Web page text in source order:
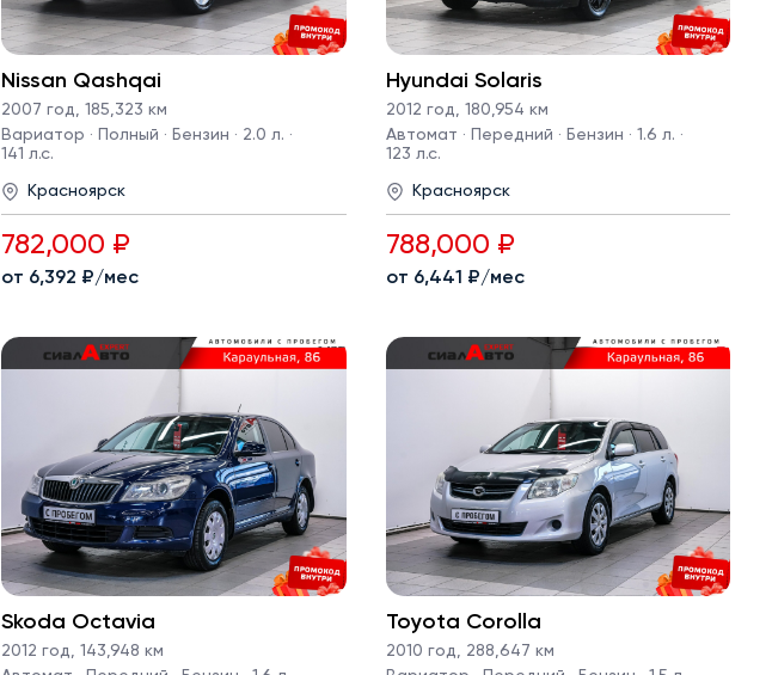
Nissan Qashqai
2007 год, 185,323 км
Вариатор · Полный · Бензин · 2.0 л. ·
141 л.с.
Красноярск
782,000 ₽
от 6,392 ₽/мес
Hyundai Solaris
2012 год, 180,954 км
Автомат · Передний · Бензин · 1.6 л. ·
123 л.с.
Красноярск
788,000 ₽
от 6,441 ₽/мес
Skoda Octavia
2012 год
143,948 км
Toyota Corolla
2010 год
288,647 км